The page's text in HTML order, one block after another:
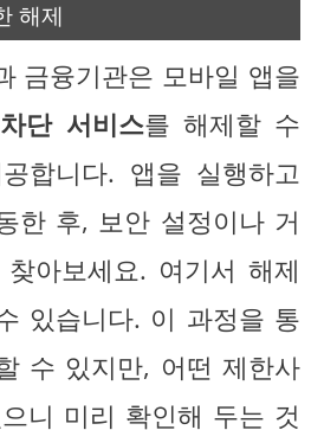
해제
금융기관은 모바일 앱을
단 서비스를 해제할 수
합니다. 앱을 실행하고
한 후, 보안 설정이나 거
아보세요. 여기서 해제
있습니다. 이 과정을 통
수 있지만, 어떤 제한사
니 미리 확인해 두는 것